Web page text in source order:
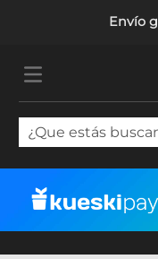
Envío
¿Que estás buscando?
1.
tenis mujer